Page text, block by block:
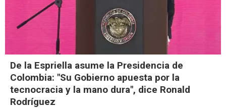
De la Espriella asume la Presidencia de
Colombia: "Su Gobierno apuesta por la
tecnocracia y la mano dura", dice Ronald
Rodríguez